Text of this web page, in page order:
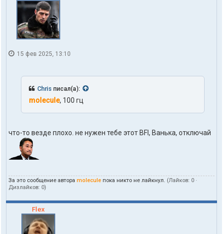
15 фев 2025, 13:10
Chris писал(а):
molecule, 100 гц
что-то везде плохо. не нужен тебе этот BFI, Ванька, отключай
За это сообщение автора molecule пока никто не лайкнул. (Лайков: 0 ·
Дизлайков: 0)
Flex